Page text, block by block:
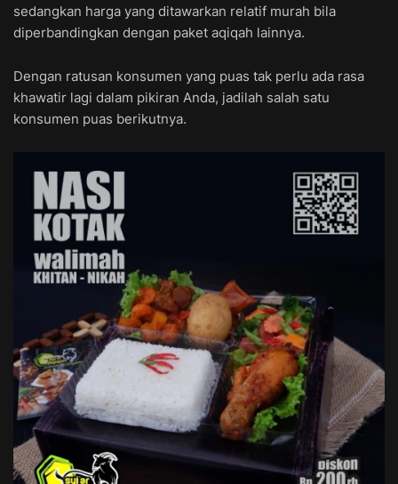
sedangkan harga yang ditawarkan relatif murah bila
diperbandingkan dengan paket aqiqah lainnya.
Dengan ratusan konsumen yang puas tak perlu ada rasa
khawatir lagi dalam pikiran Anda, jadilah salah satu
konsumen puas berikutnya.